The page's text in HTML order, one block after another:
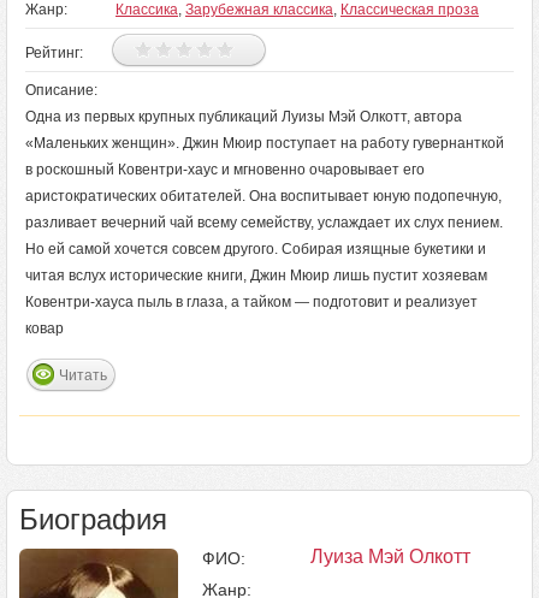
Жанр: Классика, Зарубежная классика, Классическая проза
Рейтинг:
Описание:
Одна из первых крупных публикаций Луизы Мэй Олкотт, автора
«Маленьких женщин». Джин Мюир поступает на работу гувернанткой
в роскошный Ковентри-хаус и мгновенно очаровывает его
аристократических обитателей. Она воспитывает юную подопечную,
разливает вечерний чай всему семейству, услаждает их слух пением.
Но ей самой хочется совсем другого. Собирая изящные букетики и
читая вслух исторические книги, Джин Мюир лишь пустит хозяевам
Ковентри-хауса пыль в глаза, а тайком — подготовит и реализует
ковар
Читать
Биография
ФИО: Луиза Мэй Олкотт
Жанр: